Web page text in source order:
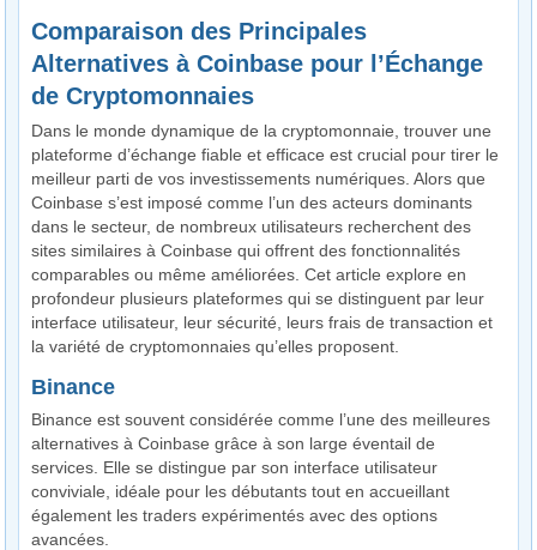
Comparaison des Principales
Alternatives à Coinbase pour l’Échange
de Cryptomonnaies
Dans le monde dynamique de la cryptomonnaie, trouver une
plateforme d’échange fiable et efficace est crucial pour tirer le
meilleur parti de vos investissements numériques. Alors que
Coinbase s’est imposé comme l’un des acteurs dominants
dans le secteur, de nombreux utilisateurs recherchent des
sites similaires à Coinbase qui offrent des fonctionnalités
comparables ou même améliorées. Cet article explore en
profondeur plusieurs plateformes qui se distinguent par leur
interface utilisateur, leur sécurité, leurs frais de transaction et
la variété de cryptomonnaies qu’elles proposent.
Binance
Binance est souvent considérée comme l’une des meilleures
alternatives à Coinbase grâce à son large éventail de
services. Elle se distingue par son interface utilisateur
conviviale, idéale pour les débutants tout en accueillant
également les traders expérimentés avec des options
avancées.